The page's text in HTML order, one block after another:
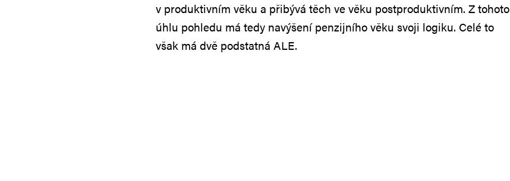
v produktivním věku a přibývá těch ve věku postproduktivním. Z tohoto
úhlu pohledu má tedy navýšení penzijního věku svoji logiku. Celé to
však má dvě podstatná ALE.